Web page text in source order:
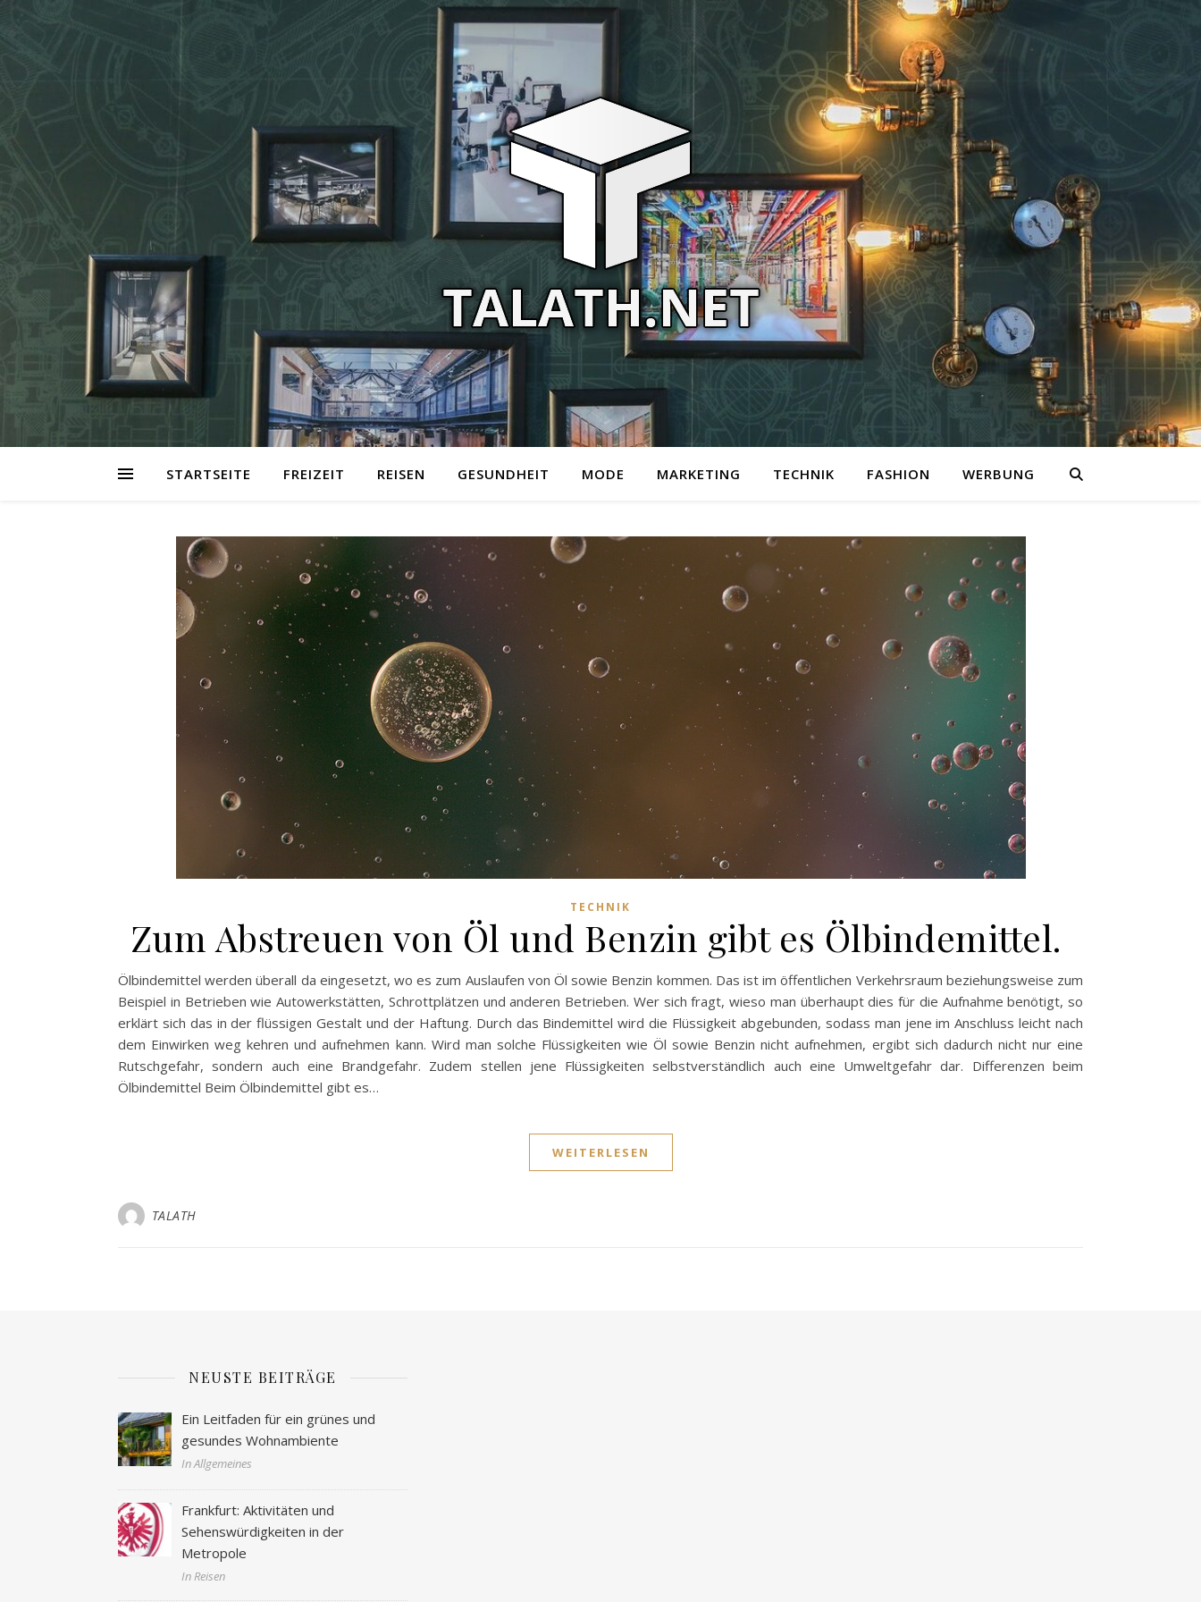
STARTSEITE FREIZEIT REISEN GESUNDHEIT MODE MARKETING TECHNIK FASHION WERBUNG
TECHNIK
Zum Abstreuen von Öl und Benzin gibt es Ölbindemittel.
Ölbindemittel werden überall da eingesetzt, wo es zum Auslaufen von Öl sowie Benzin kommen. Das ist im öffentlichen Verkehrsraum beziehungsweise zum
Beispiel in Betrieben wie Autowerkstätten, Schrottplätzen und anderen Betrieben. Wer sich fragt, wieso man überhaupt dies für die Aufnahme benötigt, so
erklärt sich das in der flüssigen Gestalt und der Haftung. Durch das Bindemittel wird die Flüssigkeit abgebunden, sodass man jene im Anschluss leicht nach
dem Einwirken weg kehren und aufnehmen kann. Wird man solche Flüssigkeiten wie Öl sowie Benzin nicht aufnehmen, ergibt sich dadurch nicht nur eine
Rutschgefahr, sondern auch eine Brandgefahr. Zudem stellen jene Flüssigkeiten selbstverständlich auch eine Umweltgefahr dar. Differenzen beim
Ölbindemittel Beim Ölbindemittel gibt es…
WEITERLESEN
TALATH
NEUSTE BEITRÄGE
Ein Leitfaden für ein grünes und
gesundes Wohnambiente
In Allgemeines
Frankfurt: Aktivitäten und
Sehenswürdigkeiten in der
Metropole
In Reisen